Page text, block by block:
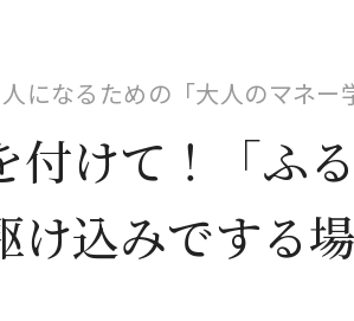
になるための「大人のマネー
付けて！「ふ
け込みでする